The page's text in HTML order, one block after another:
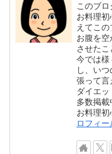
このブロ
お料理
えてこの
お腹を
させたこ
今では様
し、い
張って言
ダイエ
多数掲載
お料理
ロフィー